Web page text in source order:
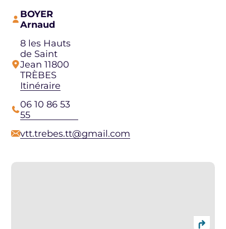
BOYER
Arnaud
8 les Hauts
de Saint
Jean 11800
TRÈBES
Itinéraire
06 10 86 53
55
vtt.trebes.tt@gmail.com